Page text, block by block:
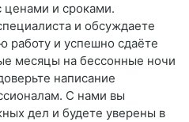
ценами и сроками.
и обсуждаете
работу и успешно сдаёте
месяцы на бессонные ночи
написание
С нами вы
дел и будете уверены в